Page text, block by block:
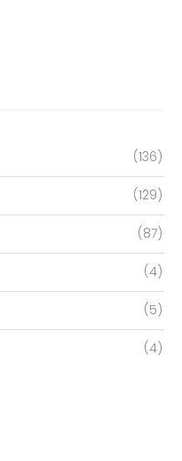
(136)
(129)
(87)
(4)
(5)
(4)